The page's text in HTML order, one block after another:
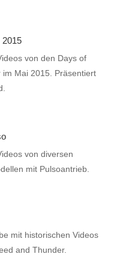
2015
von den Days of
Mai 2015. Präsentiert
von diversen
mit Pulsoantrieb.
mit historischen Videos
and Thunder.